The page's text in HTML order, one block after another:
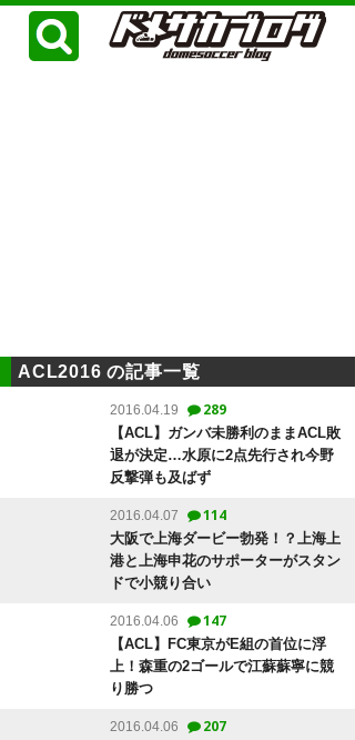
ACL2016 の記事一覧
2016.04.19 289
【ACL】ガンバ未勝利のままACL敗
退が決定…水原に2点先行され今野
反撃弾も及ばず
2016.04.07 114
大阪で上海ダービー勃発！？上海上
港と上海申花のサポーターがスタン
ドで小競り合い
2016.04.06 147
【ACL】FC東京がE組の首位に浮
上！森重の2ゴールで江蘇蘇寧に競
り勝つ
2016.04.06 207